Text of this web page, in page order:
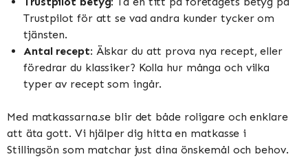
Trustpilot för att se vad andra kunder tycker om
tjänsten.
Antal recept: Älskar du att prova nya recept, eller
föredrar du klassiker? Kolla hur många och vilka
typer av recept som ingår.
Med matkassarna.se blir det både roligare och enklare
att äta gott. Vi hjälper dig hitta en matkasse i
Stillingsön som matchar just dina önskemål och behov.